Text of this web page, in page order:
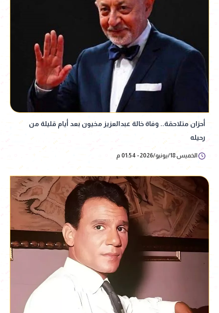
أحزان متلاحقة.. وفاة خالة عبدالعزيز مخيون بعد أيام قليلة من
رحيله
الخميس 18/يونيو/2026 - 01:54 م